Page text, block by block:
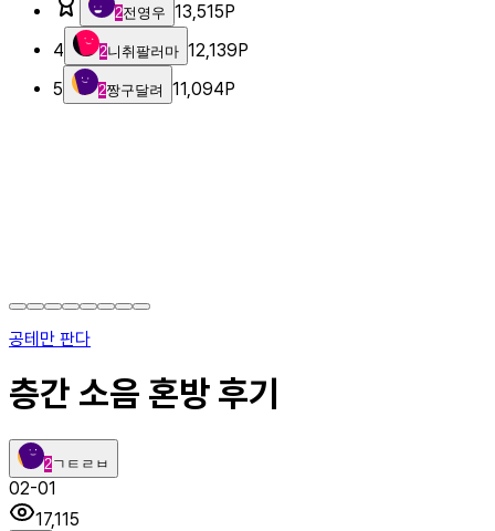
2전영우 13,515P
4
2니취팔러마 12,139P
5
2짱구달려 11,094P
공테만 판다
층간 소음 혼방 후기
2ㄱㅌㄹㅂ
02-01
17,115